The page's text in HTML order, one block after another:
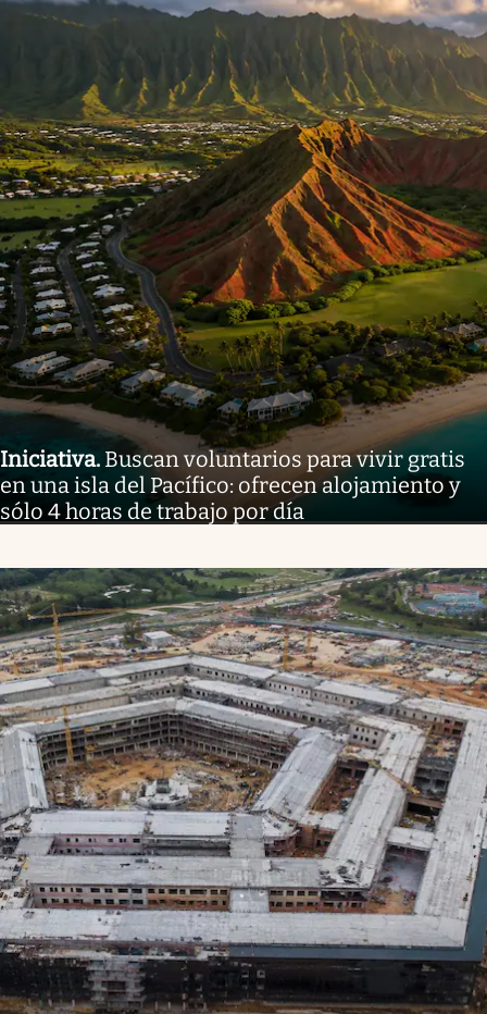
Iniciativa. Buscan voluntarios para vivir gratis
en una isla del Pacífico: ofrecen alojamiento y
sólo 4 horas de trabajo por día